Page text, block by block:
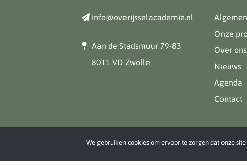
info@overijsselacademie.nl
Aan de Stadsmuur 79-83
8011 VD Zwolle
Onze
Over ons
Nieuws
Agenda
Contact
We gebruiken cookies om ervoor te zorgen dat onze